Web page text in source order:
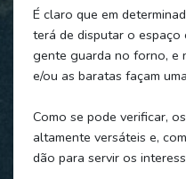
É claro que em
terá de disputar o espaço
gente guarda no forno, e
e/ou as baratas façam
Como se pode verificar,
altamente versáteis e,
dão para servir os